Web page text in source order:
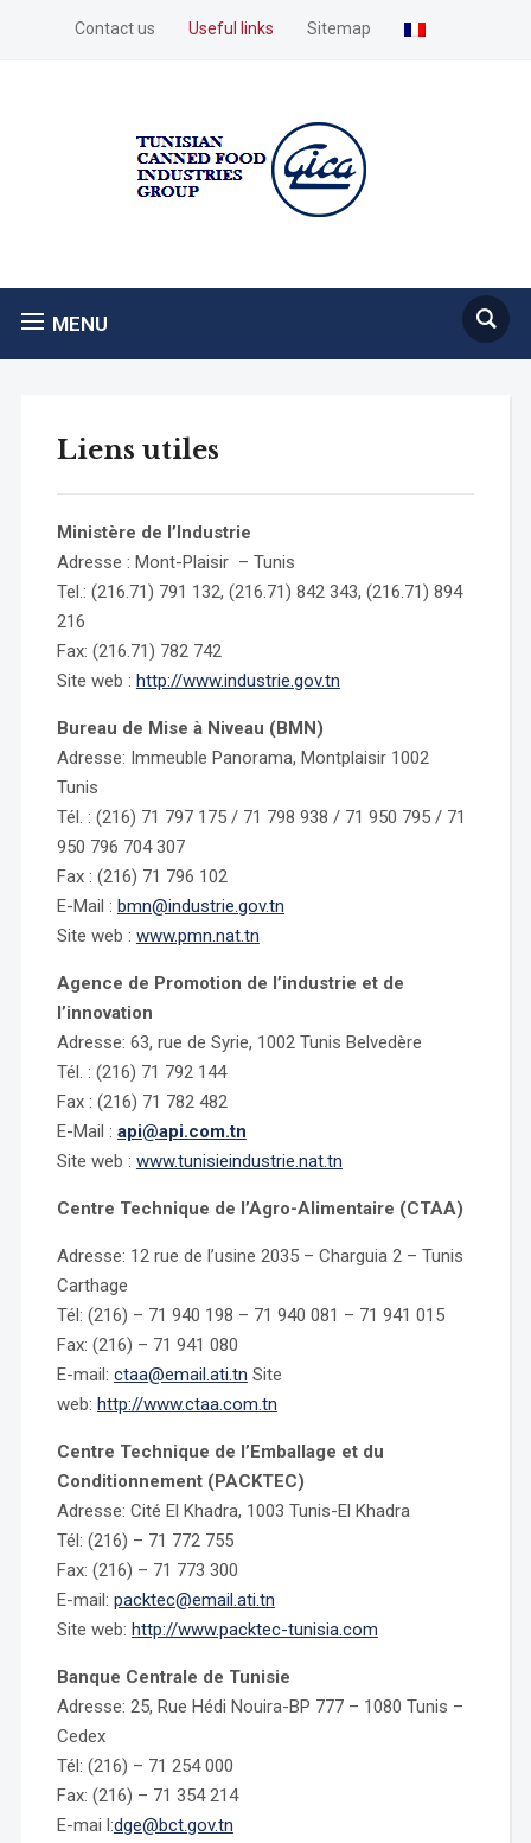
Contact us Useful links Sitemap
MENU
Liens utiles
Ministère de l’Industrie
Adresse : Mont-Plaisir – Tunis
Tel.: (216.71) 791 132, (216.71) 842 343, (216.71) 894
216
Fax: (216.71) 782 742
Site web : http://www.industrie.gov.tn
Bureau de Mise à Niveau (BMN)
Adresse: Immeuble Panorama, Montplaisir 1002
Tunis
Tél. : (216) 71 797 175 / 71 798 938 / 71 950 795 / 71
950 796 704 307
Fax : (216) 71 796 102
E-Mail : bmn@industrie.gov.tn
Site web : www.pmn.nat.tn
Agence de Promotion de l’industrie et de
l’innovation
Adresse: 63, rue de Syrie, 1002 Tunis Belvedère
Tél. : (216) 71 792 144
Fax : (216) 71 782 482
E-Mail : api@api.com.tn
Site web : www.tunisieindustrie.nat.tn
Centre Technique de l’Agro-Alimentaire (CTAA)
Adresse: 12 rue de l’usine 2035 – Charguia 2 – Tunis
Carthage
Tél: (216) – 71 940 198 – 71 940 081 – 71 941 015
Fax: (216) – 71 941 080
E-mail: ctaa@email.ati.tn Site
web: http://www.ctaa.com.tn
Centre Technique de l’Emballage et du
Conditionnement (PACKTEC)
Adresse: Cité El Khadra, 1003 Tunis-El Khadra
Tél: (216) – 71 772 755
Fax: (216) – 71 773 300
E-mail: packtec@email.ati.tn
Site web: http://www.packtec-tunisia.com
Banque Centrale de Tunisie
Adresse: 25, Rue Hédi Nouira-BP 777 – 1080 Tunis –
Cedex
Tél: (216) – 71 254 000
Fax: (216) – 71 354 214
E-mai l:dge@bct.gov.tn